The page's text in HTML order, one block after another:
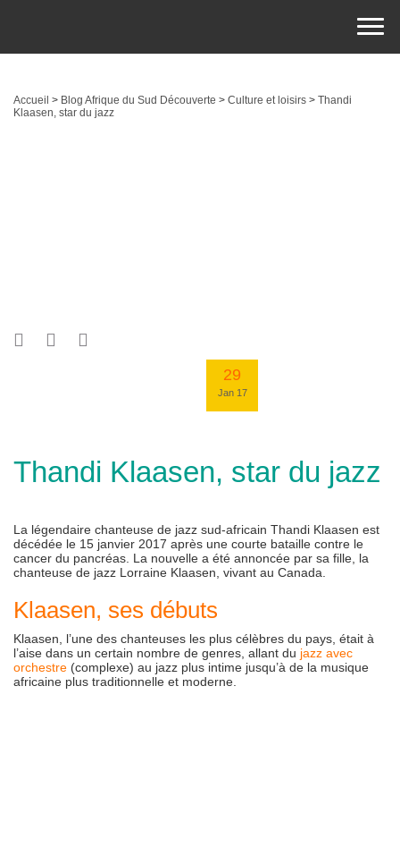
Accueil > Blog Afrique du Sud Découverte > Culture et loisirs > Thandi
Klaasen, star du jazz
29
Jan 17
Thandi Klaasen, star du jazz
La légendaire chanteuse de jazz sud-africain Thandi Klaasen est
décédée le 15 janvier 2017 après une courte bataille contre le
cancer du pancréas. La nouvelle a été annoncée par sa fille, la
chanteuse de jazz Lorraine Klaasen, vivant au Canada.
Klaasen, ses débuts
Klaasen, l’une des chanteuses les plus célèbres du pays, était à
l’aise dans un certain nombre de genres, allant du jazz avec
orchestre (complexe) au jazz plus intime jusqu’à de la musique
africaine plus traditionnelle et moderne.